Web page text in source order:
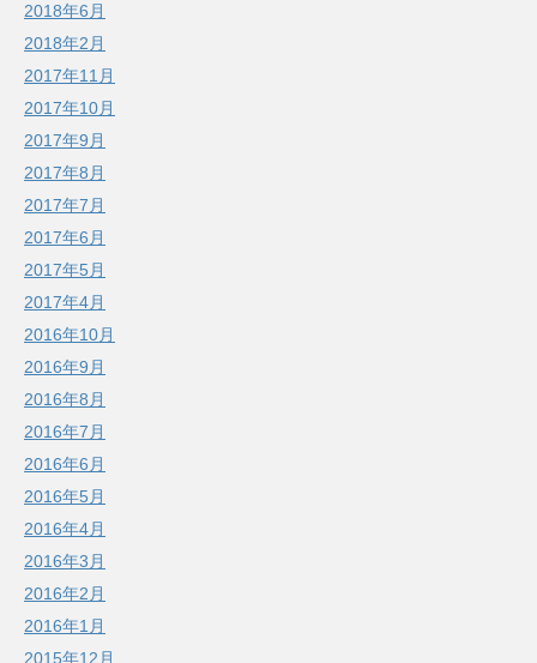
2018年6月
2018年2月
2017年11月
2017年10月
2017年9月
2017年8月
2017年7月
2017年6月
2017年5月
2017年4月
2016年10月
2016年9月
2016年8月
2016年7月
2016年6月
2016年5月
2016年4月
2016年3月
2016年2月
2016年1月
2015年12月